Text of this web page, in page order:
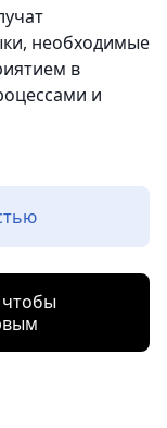
необходимые
в
и